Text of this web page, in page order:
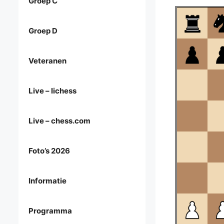
Groep D
Veteranen
Live – lichess
Live – chess.com
Foto’s 2026
Informatie
Programma